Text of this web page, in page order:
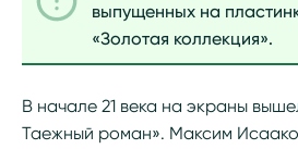
выпущенных на
«Золотая коллекция».
В начале 21 века на экраны
Таежный роман». Максим